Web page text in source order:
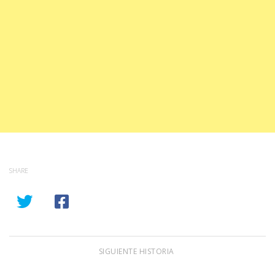
SHARE
SIGUIENTE HISTORIA